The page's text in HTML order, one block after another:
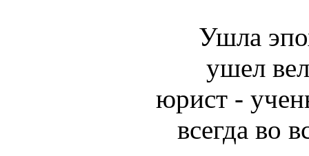
Ушла
ушел
юрист -
всегда во